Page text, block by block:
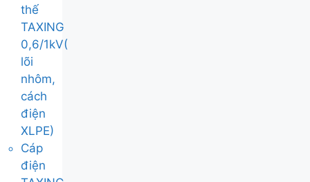
thế
TAXING
0,6/1kV(
lõi
nhôm,
cách
điện
XLPE)
Cáp
điện